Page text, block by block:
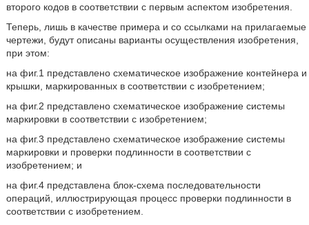
второго кодов в соответствии с первым аспектом изобретения.
Теперь, лишь в качестве примера и со ссылками на прилагаемые
чертежи, будут описаны варианты осуществления изобретения,
при этом:
на фиг.1 представлено схематическое изображение контейнера и
крышки, маркированных в соответствии с изобретением;
на фиг.2 представлено схематическое изображение системы
маркировки в соответствии с изобретением;
на фиг.3 представлено схематическое изображение системы
маркировки и проверки подлинности в соответствии с
изобретением; и
на фиг.4 представлена блок-схема последовательности
операций, иллюстрирующая процесс проверки подлинности в
соответствии с изобретением.